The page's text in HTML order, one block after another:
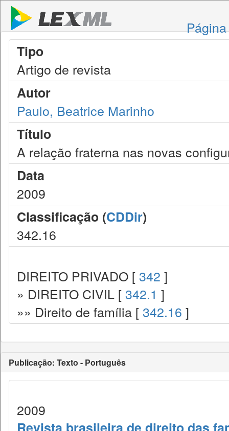
Tipo
Artigo de revista
Autor
Paulo, Beatrice Marinho
Título
A relação fraterna nas novas
Data
2009
Classificação (CDDir)
342.16
DIREITO PRIVADO [ 342 ]
» DIREITO CIVIL [ 342.1 ]
»» Direito de família [ 342.16 ]
Publicação: Texto - Português
2009